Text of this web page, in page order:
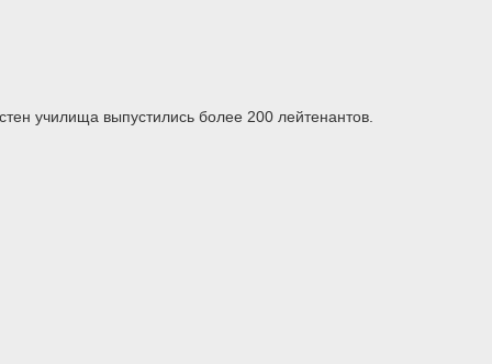
училища выпустились более 200 лейтенантов.